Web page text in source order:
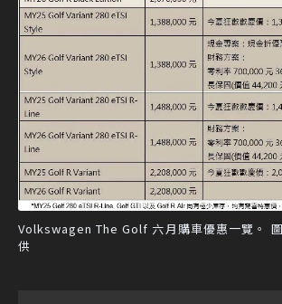
Volkswagen The Golf 六月購車優惠一覽。
供